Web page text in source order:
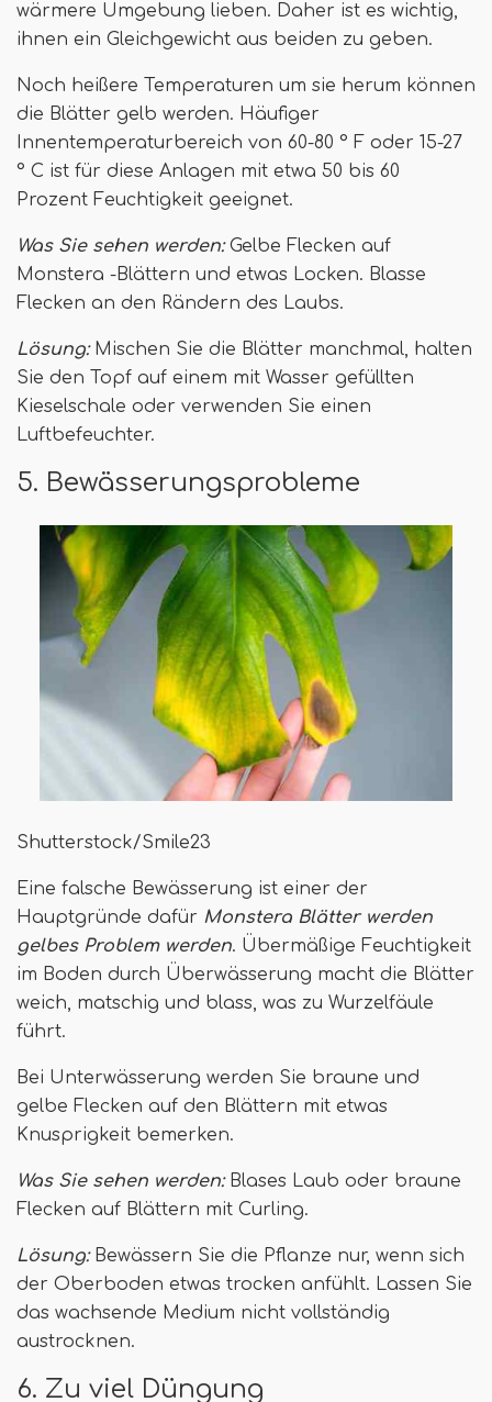
wärmere Umgebung lieben. Daher ist es wichtig,
ihnen ein Gleichgewicht aus beiden zu geben.
Noch heißere Temperaturen um sie herum können
die Blätter gelb werden. Häufiger
Innentemperaturbereich von 60-80 ° F oder 15-27
° C ist für diese Anlagen mit etwa 50 bis 60
Prozent Feuchtigkeit geeignet.
Was Sie sehen werden:Gelbe Flecken auf
Monstera -Blättern und etwas Locken. Blasse
Flecken an den Rändern des Laubs.
Lösung: Mischen Sie die Blätter manchmal, halten
Sie den Topf auf einem mit Wasser gefüllten
Kieselschale oder verwenden Sie einen
Luftbefeuchter.
5. Bewässerungsprobleme
Shutterstock/Smile23
Eine falsche Bewässerung ist einer der
Hauptgründe dafür Monstera Blätter werden
gelbes Problem werden. Übermäßige Feuchtigkeit
im Boden durch Überwässerung macht die Blätter
weich, matschig und blass, was zu Wurzelfäule
führt.
Bei Unterwässerung werden Sie braune und
gelbe Flecken auf den Blättern mit etwas
Knusprigkeit bemerken.
Was Sie sehen werden: Blases Laub oder braune
Flecken auf Blättern mit Curling.
Lösung: Bewässern Sie die Pflanze nur, wenn sich
der Oberboden etwas trocken anfühlt. Lassen Sie
das wachsende Medium nicht vollständig
austrocknen.
6. Zu viel Düngung